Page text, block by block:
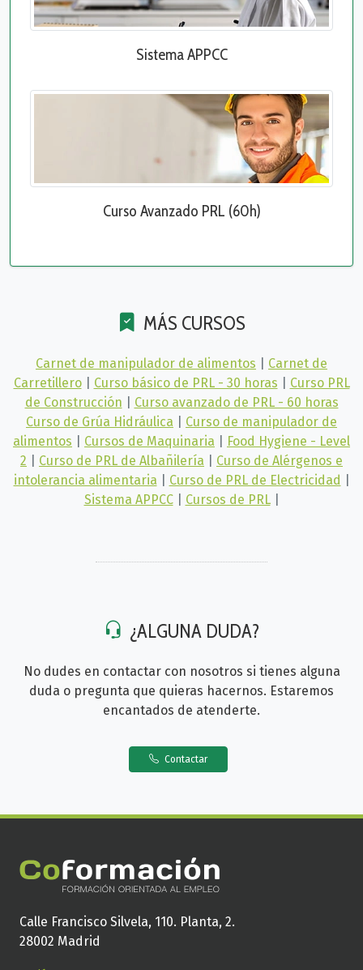
Sistema APPCC
Curso Avanzado PRL (60h)
MÁS CURSOS
Carnet de manipulador de alimentos
Carnet de
Carretillero
Curso básico de PRL - 30 horas
Curso PRL
de Construcción
Curso avanzado de PRL - 60 horas
Curso de Grúa Hidráulica
Curso de manipulador de
alimentos
Cursos de Maquinaria
Food Hygiene - Level
2
Curso de PRL de Albañilería
Curso de Alérgenos e
intolerancia alimentaria
Curso de PRL de Electricidad
Sistema APPCC
Cursos de PRL
¿ALGUNA DUDA?
No dudes en contactar con nosotros si tienes alguna
duda o pregunta que quieras hacernos. Estaremos
encantados de atenderte.
Contactar
Calle Francisco Silvela, 110. Planta, 2.
28002 Madrid